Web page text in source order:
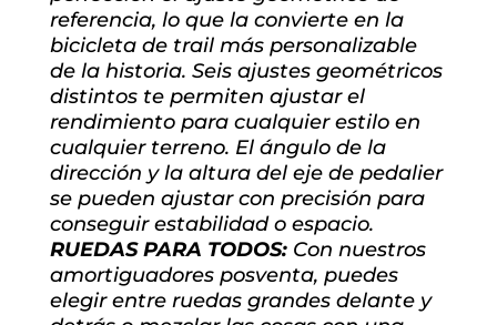
referencia, lo que la convierte en la
bicicleta de trail más personalizable
de la historia. Seis ajustes geométricos
distintos te permiten ajustar el
rendimiento para cualquier estilo en
cualquier terreno. El ángulo de la
dirección y la altura del eje de pedalier
se pueden ajustar con precisión para
conseguir estabilidad o espacio.
RUEDAS PARA TODOS:Con nuestros
amortiguadores posventa, puedes
elegir entre ruedas grandes delante y